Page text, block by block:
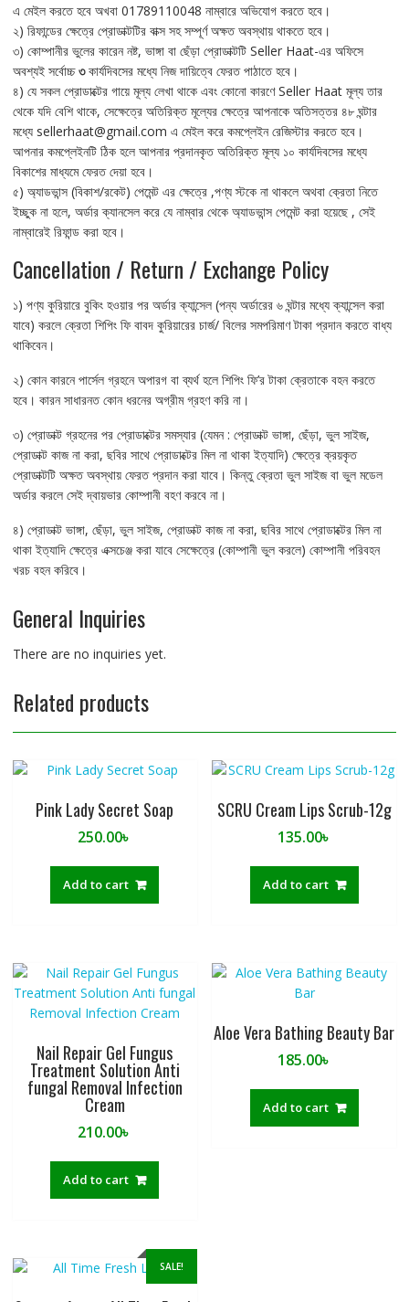
এ মেইল করতে হবে অখবা 01789110048 নাম্বারে অভিযোগ করতে হবে।
২) রিফান্ডের ক্ষেত্রে প্রোডাক্টটির বাক্স সহ সম্পূর্ণ অক্ষত অবস্থায় থাকতে হবে।
৩) কোম্পানীর ভুলের কারেন নষ্ট, ভাঙ্গা বা ছেঁড়া প্রোডাক্টটি Seller Haat-এর অফিসে
অবশ্যই সর্বোচ্চ৩কার্যদিবসের মধ্যে নিজ দায়িত্বে ফেরত পাঠাতে হবে।
৪) যে সকল প্রোডাক্টের গায়ে মূল্য লেখা থাকে এবং কোনো কারণে Seller Haat মূল্য তার
থেকে যদি বেশি থাকে, সেক্ষেত্রে অতিরিক্ত মূল্যের ক্ষেত্রে আপনাকে অতিসত্তর ৪৮ ঘন্টার
মধ্যে sellerhaat@gmail.com এ মেইল করে কমপ্লেইন রেজিস্টার করতে হবে।
আপনার কমপ্লেইনটি ঠিক হলে আপনার প্রদানকৃত অতিরিক্ত মূল্য ১০ কার্যদিবসের মধ্যে
বিকাশের মাধ্যমে ফেরত দেয়া হবে।
৫) অ্যাডভান্স (বিকাশ/রকেট) পেমেন্ট এর ক্ষেত্রে ,পণ্য স্টকে না থাকলে অথবা ক্রেতা নিতে
ইচ্ছুক না হলে, অর্ডার ক্যানসেল করে যে নাম্বার থেকে অ্যাডভান্স পেমেন্ট করা হয়েছে , সেই
নাম্বারেই রিফান্ড করা হবে।
Cancellation / Return / Exchange Policy
১) পণ্য কুরিয়ারে বুকিং হওয়ার পর অর্ডার ক্যান্সেল (পন্য অর্ডারের ৬ ঘন্টার মধ্যে ক্যান্সেল করা
যাবে) করলে ক্রেতা শিপিং ফি বাবদ কুরিয়ারের চার্জ/ বিলের সমপরিমাণ টাকা প্রদান করতে বাধ্য
থাকিবেন।
২) কোন কারনে পার্সেল গ্রহনে অপারগ বা ব্যর্থ হলে শিপিং ফি’র টাকা ক্রেতাকে বহন করতে
হবে। কারন সাধারনত কোন ধরনের অগ্রীম গ্রহণ করি না।
৩) প্রোডাক্ট গ্রহনের পর প্রোডাক্টের সমস্যার (যেমন : প্রোডাক্ট ভাঙ্গা, ছেঁড়া, ভুল সাইজ,
প্রোডাক্ট কাজ না করা, ছবির সাথে প্রোডাক্টের মিল না থাকা ইত্যাদি) ক্ষেত্রে ক্রয়কৃত
প্রোডাক্টটি অক্ষত অবস্থায় ফেরত প্রদান করা যাবে। কিন্তু ক্রেতা ভুল সাইজ বা ভুল মডেল
অর্ডার করলে সেই দ্বায়ভার কোম্পানী বহণ করবে না।
৪) প্রোডাক্ট ভাঙ্গা, ছেঁড়া, ভুল সাইজ, প্রোডাক্ট কাজ না করা, ছবির সাথে প্রোডাক্টের মিল না
থাকা ইত্যাদি ক্ষেত্রে এক্সচেঞ্জ করা যাবে সেক্ষেত্রে (কোম্পানী ভুল করলে) কোম্পানী পরিবহন
খরচ বহন করিবে।
General Inquiries
There are no inquiries yet.
Related products
Pink Lady Secret Soap
250.00৳
Add to cart
SCRU Cream Lips Scrub-12g
135.00৳
Add to cart
Nail Repair Gel Fungus
Treatment Solution Anti
fungal Removal Infection
Cream
210.00৳
Add to cart
Aloe Vera Bathing Beauty Bar
185.00৳
Add to cart
SALE!